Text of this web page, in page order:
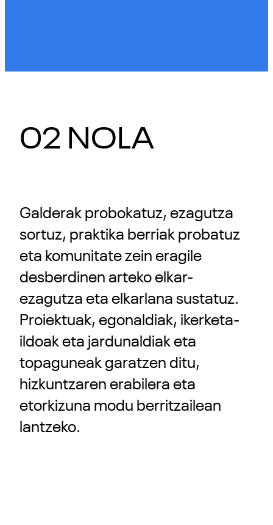
02 NOLA
Galderak probokatuz, ezagutza
sortuz, praktika berriak probatuz
eta komunitate zein eragile
desberdinen arteko elkar-
ezagutza eta elkarlana sustatuz.
Proiektuak, egonaldiak, ikerketa-
ildoak eta jardunaldiak eta
topaguneak garatzen ditu,
hizkuntzaren erabilera eta
etorkizuna modu berritzailean
lantzeko.